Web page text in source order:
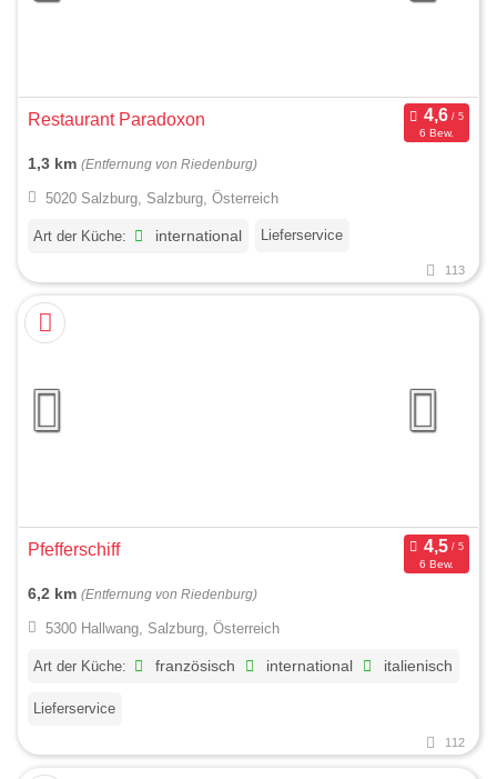
Restaurant Paradoxon
6 Bew.
1,3 km (Entfernung von Riedenburg)
5020 Salzburg, Salzburg, Österreich
Art der Küche: international Lieferservice
113
Pfefferschiff
6 Bew.
6,2 km (Entfernung von Riedenburg)
5300 Hallwang, Salzburg, Österreich
Art der Küche: französisch international italienisch
Lieferservice
112